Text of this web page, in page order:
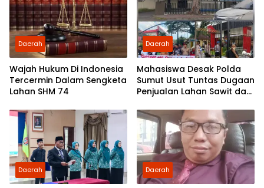
Daerah
Wajah Hukum Di Indonesia
Tercermin Dalam Sengketa
Lahan SHM 74
Daerah
Mahasiswa Desak Polda
Sumut Usut Tuntas Dugaan
Penjualan Lahan Sawit dan
Partai Demokrat Sumut
Daerah Daerah